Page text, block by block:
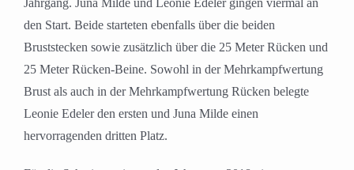
den Start. Beide starteten ebenfalls über die beiden
Bruststecken sowie zusätzlich über die 25 Meter Rücken und
25 Meter Rücken-Beine. Sowohl in der Mehrkampfwertung
Brust als auch in der Mehrkampfwertung Rücken belegte
Leonie Edeler den ersten und Juna Milde einen
hervorragenden dritten Platz.